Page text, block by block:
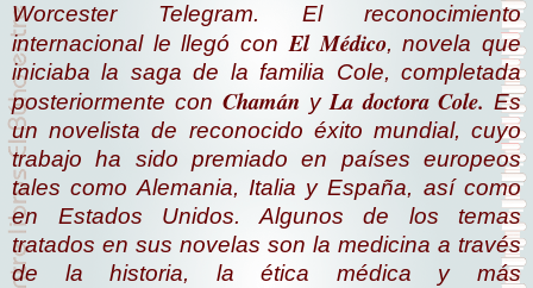
Worcester Telegram. El reconocimiento
internacional le llegó con El Médico, novela que
iniciaba la saga de la familia Cole, completada
posteriormente con Chamán y La doctora Cole. Es
un novelista de reconocido éxito mundial, cuyo
trabajo ha sido premiado en países europeos
tales como Alemania, Italia y España, así como
en Estados Unidos. Algunos de los temas
tratados en sus novelas son la medicina a través
de la historia, la ética médica y más